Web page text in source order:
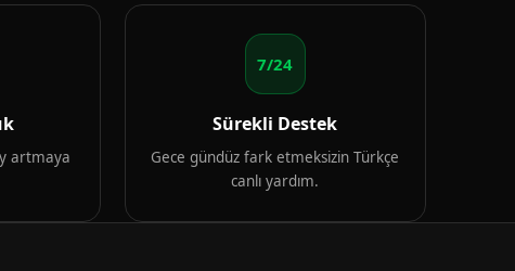
artmaya
7/24
Sürekli Destek
Gece gündüz fark etmeksizin Türkçe
canlı yardım.